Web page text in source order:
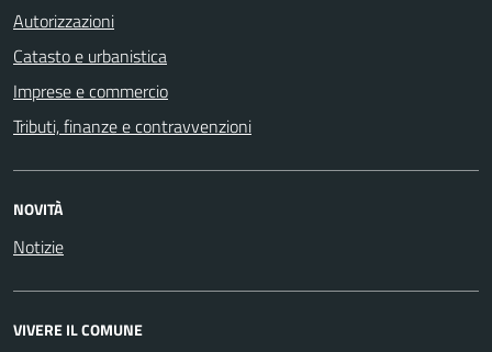
Autorizzazioni
Catasto e urbanistica
Imprese e commercio
Tributi, finanze e contravvenzioni
NOVITÀ
Notizie
VIVERE IL COMUNE